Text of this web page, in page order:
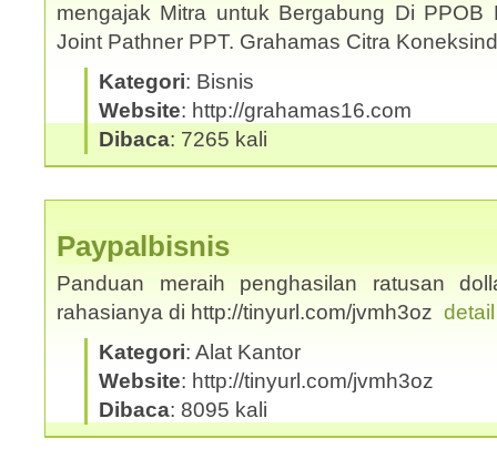
mengajak Mitra untuk Bergabung Di PPOB
Joint Pathner PPT. Grahamas Citra
Kategori: Bisnis
Website: http://grahamas16.com
Dibaca: 7265 kali
Paypalbisnis
Panduan meraih penghasilan ratusan
rahasianya di http://tinyurl.com/jvmh3oz
Kategori: Alat Kantor
Website: http://tinyurl.com/jvmh3oz
Dibaca: 8095 kali